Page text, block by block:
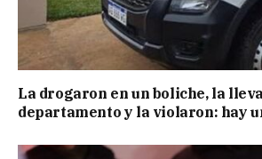
La drogaron en un boliche, la
departamento y la violaron: hay